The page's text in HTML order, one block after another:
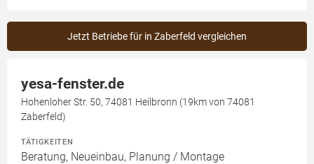
Jetzt Betriebe für in Zaberfeld vergleichen
yesa-fenster.de
Hohenloher Str. 50, 74081 Heilbronn (19km von 74081
Zaberfeld)
TÄTIGKEITEN
Beratung, Neueinbau, Planung / Montage